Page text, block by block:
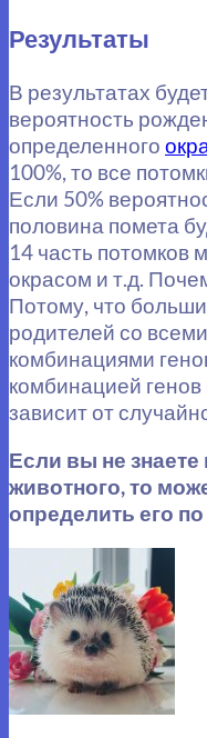
Результаты
В результатах
вероятность
определенного
100%, то все
Если 50%
половина помета
14 часть потомков
окрасом и т.д.
Потому, что
родителей со
комбинациями
комбинацией
зависит от
Если вы не знаете
животного, то
определить его